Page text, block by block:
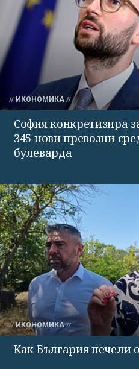
ИКОНОМИКА
София конкретизира
345 нови превозни
булеварда
ИКОНОМИКА
Как България печели